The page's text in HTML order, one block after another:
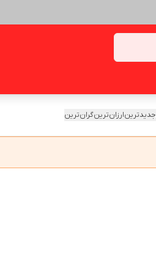
جدیدترینارزان‌ترینگران‌ترین